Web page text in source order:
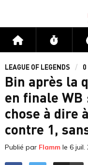
Accueil Flux
LEAGUE OF LEGENDS 0
Bin après la
en finale
chose à dire
contre 1,
Publié par Flamm le 6 juil.